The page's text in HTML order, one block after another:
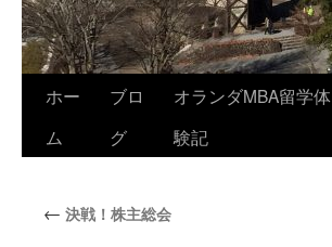
ン
ホー
ム
ブロ
グ
オランダMBA留学体
験記
← 決戦！株主総会